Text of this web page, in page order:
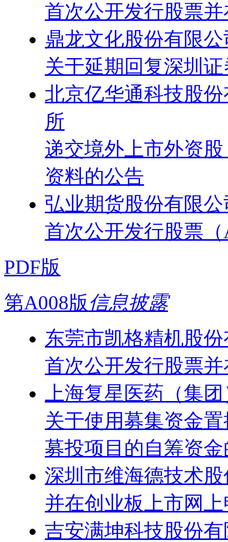
首次公开发行股票
鼎龙文化股份有限公
关于延期回复深圳
北京亿华通科技股
所
递交境外上市外资
资料的公告
弘业期货股份有限公
首次公开发行股票
PDF版
第A008版信息披露
东莞市凯格精机股
首次公开发行股票
上海复星医药（集
关于使用募集资金
募投项目的自筹资
深圳市维海德技术
并在创业板上市网
吉安满坤科技股份